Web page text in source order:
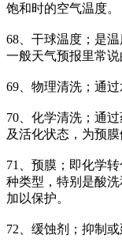
饱和时的空气温度。
68、干球温度；是
一般天气预报里常说
69、物理清洗；通
70、化学清洗；通
及活化状态，为预膜
71、预膜；即化学
种类型，特别是酸
加以保护。
72、缓蚀剂；抑制